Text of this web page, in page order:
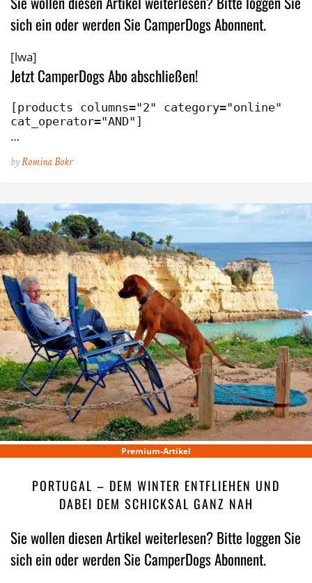
sich ein oder werden Sie CamperDogs Abonnent.
[lwa]
Jetzt CamperDogs Abo abschließen!
[products columns="2" category="online"
cat_operator="AND"]
…
byRomina Bokr
Premium-Artikel
PORTUGAL – DEM WINTER ENTFLIEHEN UND
DABEI DEM SCHICKSAL GANZ NAH
Sie wollen diesen Artikel weiterlesen? Bitte loggen Sie
sich ein oder werden Sie CamperDogs Abonnent.